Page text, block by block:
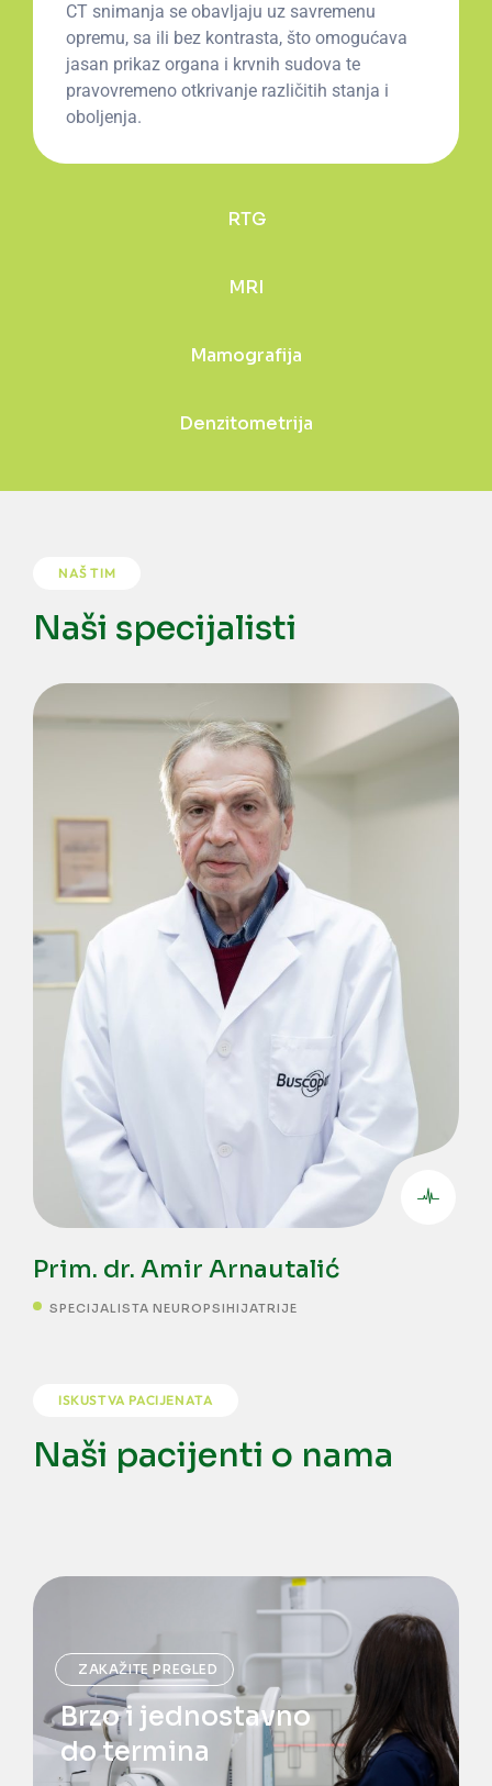
CT snimanja se obavljaju uz savremenu
opremu, sa ili bez kontrasta, što omogućava
jasan prikaz organa i krvnih sudova te
pravovremeno otkrivanje različitih stanja i
oboljenja.
RTG
MRI
Mamografija
Denzitometrija
NAŠ TIM
Naši specijalisti
SPECIJALISTA NEUROPSIHIJATRIJE
Prim. dr. Amir Arnautalić
ISKUSTVA PACIJENATA
Naši pacijenti o nama
ZAKAŽITE PREGLED
Brzo i jednostavno
do termina